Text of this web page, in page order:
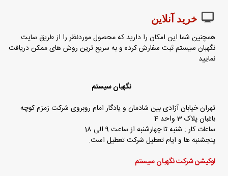
خرید آنلاین
همچنین شما این امکان را دارید که محصول موردنظر را از طریق سایت
نگهبان سیستم ثبت سفارش کرده و به سریع ترین روش های ممکن دریافت
نمایید
نگهبان سیستم
تهران خیابان آزادی بین شادمان و یادگار امام روبروی شرکت زمزم کوچه
باغبان پلاک 3 واحد 4
ساعات کار : شنبه تا چهارشنبه از ساعت 9 الی 18
پنجشنبه ها و ایام تعطیل شرکت تعطیل است.
لوکیشن شرکت نگهبان سیستم